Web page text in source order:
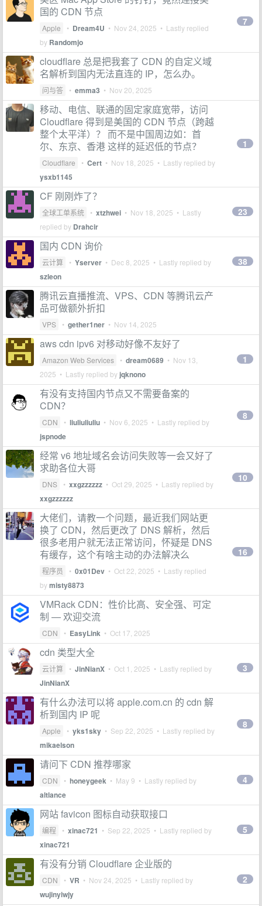
国的 CDN 节点
Apple • Dream4U • Nov 24, 2025 • Lastly replied
by Randomjo
7
cloudflare 总是把我套了 CDN 的自定义域
名解析到国内无法直连的 IP，怎么办。
问与答 • emma3 • Nov 20, 2025
移动、电信、联通的固定家庭宽带，访问
Cloudflare 得到是美国的 CDN 节点（跨越
整个太平洋）？ 而不是中国周边如：首
尔、东京、香港 这样的延迟低的节点？
Cloudflare • Cert • Nov 18, 2025 • Lastly replied by
ysxb1145
1
CF 刚刚炸了？
全球工单系统 • xtzhwei • Nov 18, 2025 • Lastly
replied by Drahcir
23
国内 CDN 询价
云计算 • Yserver • Dec 8, 2025 • Lastly replied by
szleon
38
腾讯云直播推流、VPS、CDN 等腾讯云产
品可做额外折扣
VPS • gether1ner • Nov 14, 2025
aws cdn ipv6 对移动好像不友好了
Amazon Web Services • dream0689 • Nov 13,
2025 • Lastly replied by jqknono
1
有没有支持国内节点又不需要备案的
CDN？
CDN • liuliuliuliu • Nov 6, 2025 • Lastly replied by
jspnode
8
经常 v6 地址域名会访问失败等一会又好了
求助各位大哥
DNS • xxgzzzzzz • Oct 29, 2025 • Lastly replied by
xxgzzzzzz
10
大佬们，请教一个问题，最近我们网站更
换了 CDN，然后更改了 DNS 解析，然后
很多老用户就无法正常访问，怀疑是 DNS
有缓存，这个有啥主动的办法解决么
程序员 • 0x01Dev • Oct 22, 2025 • Lastly replied
bymisty8873
16
VMRack CDN：性价比高、安全强、可定
制 — 欢迎交流
CDN • EasyLink • Oct 17, 2025
cdn 类型大全
云计算 • JinNianX • Oct 1, 2025 • Lastly replied by
JinNianX
3
有什么办法可以将 apple.com.cn 的 cdn 解
析到国内 IP 呢
Apple • yks1sky • Sep 22, 2025 • Lastly replied by
mikaelson
8
请问下 CDN 推荐哪家
CDN • honeygeek • May 9 • Lastly replied by
altlance
4
网站 favicon 图标自动获取接口
编程 • xinac721 • Sep 22, 2025 • Lastly replied by
xinac721
5
有没有分销 Cloudflare 企业版的
CDN • VR • Nov 24, 2025 • Lastly replied by
wujinyiwjy
2